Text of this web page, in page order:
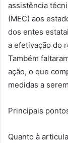
assistência
(MEC) aos
dos entes
a efetivação do
Também
ação, o que
medidas a
Principais
Quanto à